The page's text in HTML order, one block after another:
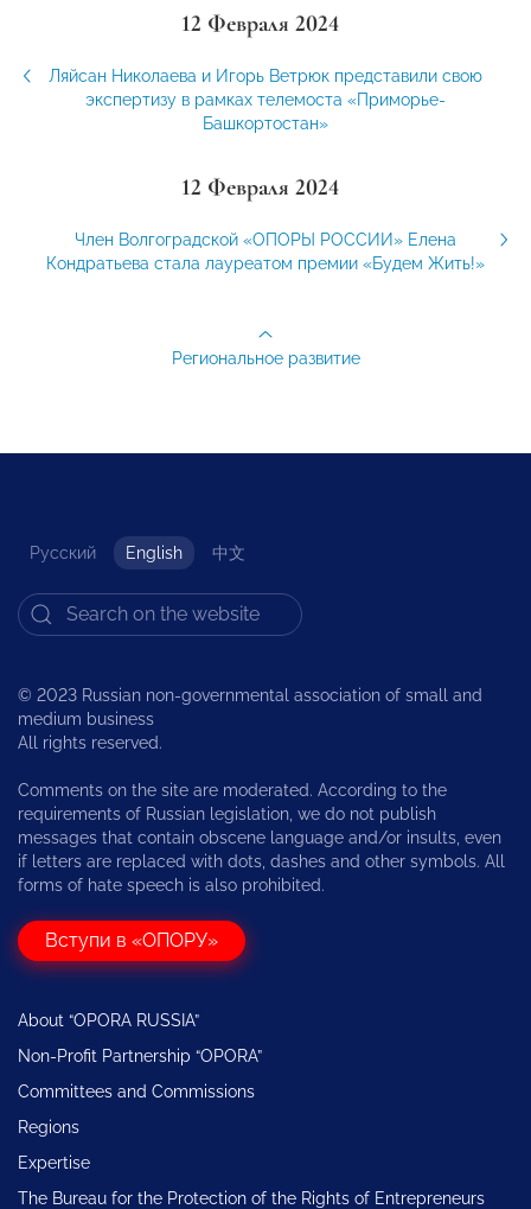
12 Февраля 2024
Ляйсан Николаева и Игорь Ветрюк представили свою
экспертизу в рамках телемоста «Приморье-
Башкортостан»
12 Февраля 2024
Член Волгоградской «ОПОРЫ РОССИИ» Елена
Кондратьева стала лауреатом премии «Будем Жить!»
Региональное развитие
Русский English 中文
© 2023 Russian non-governmental association of small and
medium business
All rights reserved.
Comments on the site are moderated. According to the
requirements of Russian legislation, we do not publish
messages that contain obscene language and/or insults, even
if letters are replaced with dots, dashes and other symbols. All
forms of hate speech is also prohibited.
Вступи в «ОПОРУ»
About “OPORA RUSSIA”
Non-Profit Partnership “OPORA”
Committees and Commissions
Regions
Expertise
The Bureau for the Protection of the Rights of Entrepreneurs